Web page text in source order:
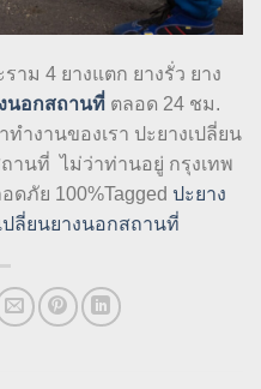
าม 4 ยางแตก ยางรั่ว ยาง
นอกสถานที่ ตลอด 24 ชม.
ำงานของเรา ปะยางเปลี่ยน
านที่ ไม่ว่าท่านอยู่ กรุงเทพ
ภัย 100%Tagged ปะยาง
ปลี่ยนยางนอกสถานที่